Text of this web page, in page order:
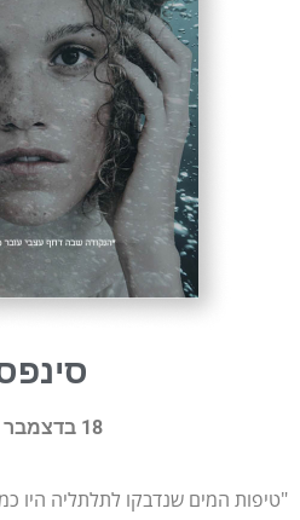
18 בדצמבר 2021
"טיפות המים שנדבקו לתלתליה היו